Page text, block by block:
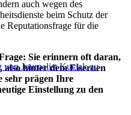
auch wegen des
beim Schutz der
Reputationsfrage für die
von Journalist Kuciak zu
Sie erinnern oft daran,
also hinter dem Eisernen
sehr prägen Ihre
Einstellung zu den